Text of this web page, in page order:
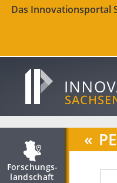
Das Innovationsportal
Forschungs­
landschaft
«